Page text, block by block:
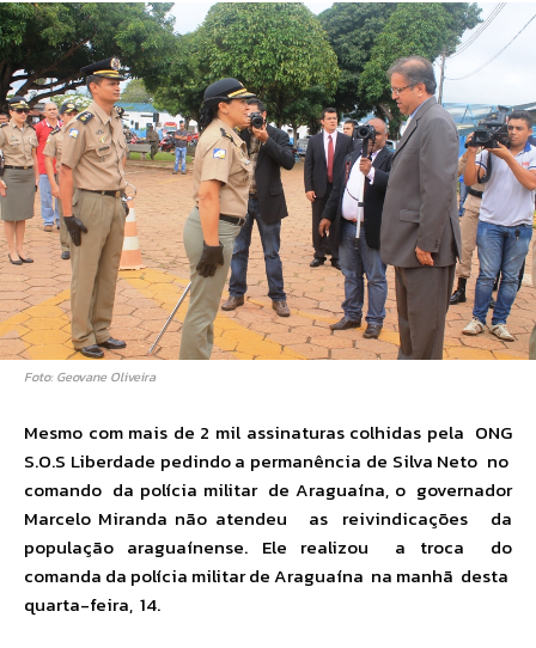
Foto: Geovane Oliveira
Mesmo com mais de 2 mil assinaturas colhidas pela ONG
S.O.S Liberdade pedindo a permanência de Silva Neto no
comando da polícia militar de Araguaína, o governador
Marcelo Miranda não atendeu as reivindicações da
população araguaínense. Ele realizou a troca do
comanda da polícia militar de Araguaína na manhã desta
quarta-feira, 14.